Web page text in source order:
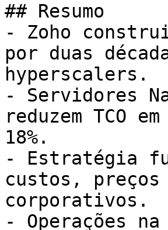
## Resumo
- Zoho
por duas
hyperscalers.
- Servidores
reduzem TCO
18%.
- Estratégia
custos,
corporativos.
- Operações